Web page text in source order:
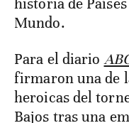
historia de
Mundo.
Para el diario
firmaron una de
heroicas del
Bajos tras una